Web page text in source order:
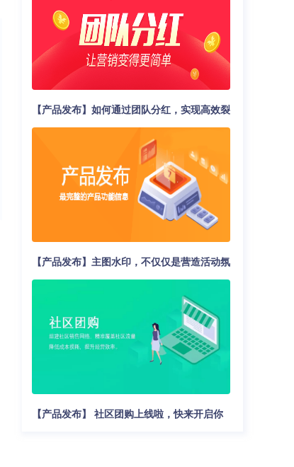
【产品发布】如何通过团队分红，实现高效裂
变营销？
【产品发布】主图水印，不仅仅是营造活动氛
围那么简单！
【产品发布】 社区团购上线啦，快来开启你